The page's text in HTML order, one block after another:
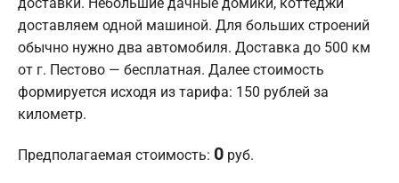
доставляем одной машиной. Для больших строений
обычно нужно два автомобиля. Доставка до 500 км
от г. Пестово — бесплатная. Далее стоимость
формируется исходя из тарифа: 150 рублей за
километр.
Предполагаемая стоимость: 0 руб.